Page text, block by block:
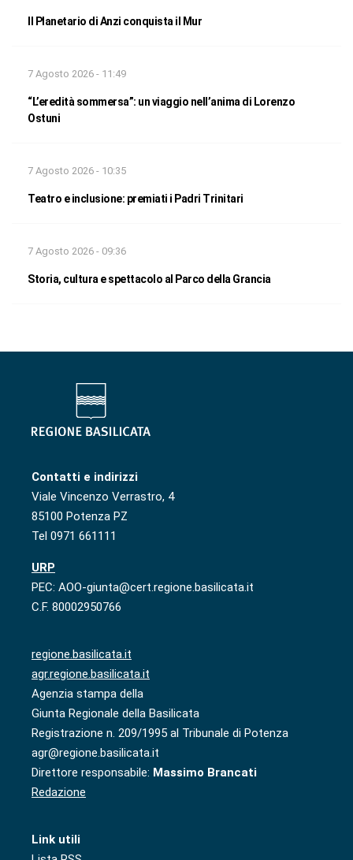
Il Planetario di Anzi conquista il Mur
7 Agosto 2026 - 11:49
“L’eredità sommersa”: un viaggio nell’anima di Lorenzo
Ostuni
7 Agosto 2026 - 10:35
Teatro e inclusione: premiati i Padri Trinitari
7 Agosto 2026 - 09:36
Storia, cultura e spettacolo al Parco della Grancia
Contatti e indirizzi
Viale Vincenzo Verrastro, 4
85100 Potenza PZ
Tel 0971 661111
URP
PEC: AOO-giunta@cert.regione.basilicata.it
C.F. 80002950766
regione.basilicata.it
agr.regione.basilicata.it
Agenzia stampa della
Giunta Regionale della Basilicata
Registrazione n. 209/1995 al Tribunale di Potenza
agr@regione.basilicata.it
Direttore responsabile: Massimo Brancati
Redazione
Link utili